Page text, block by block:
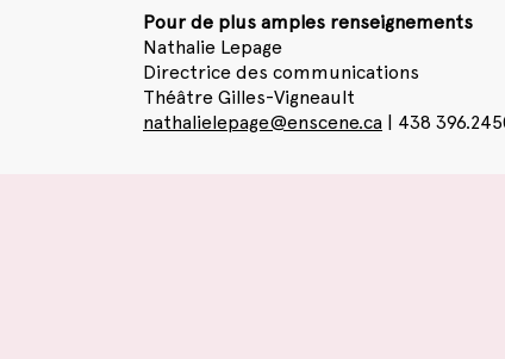
Pour de plus amples renseignements
Nathalie Lepage
Directrice des communications
Théâtre Gilles-Vigneault
nathalielepage@enscene.ca | 438